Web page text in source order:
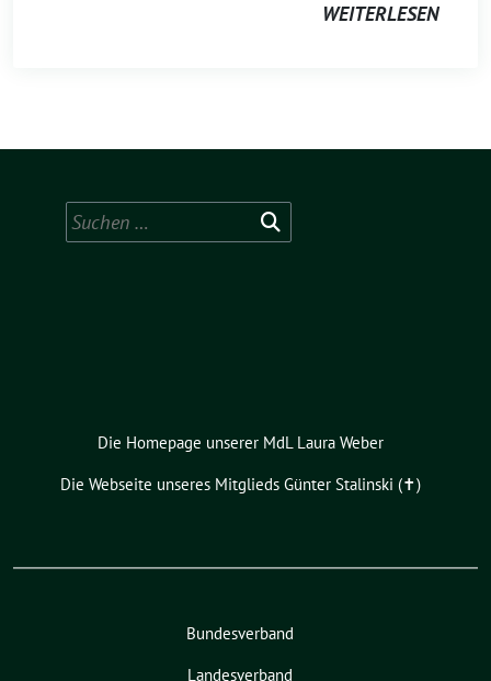
WEITERLESEN
Suchen
nach:
Die Homepage unserer MdL Laura Weber
Die Webseite unseres Mitglieds Günter Stalinski (✝︎)
Bundesverband
Landesverband